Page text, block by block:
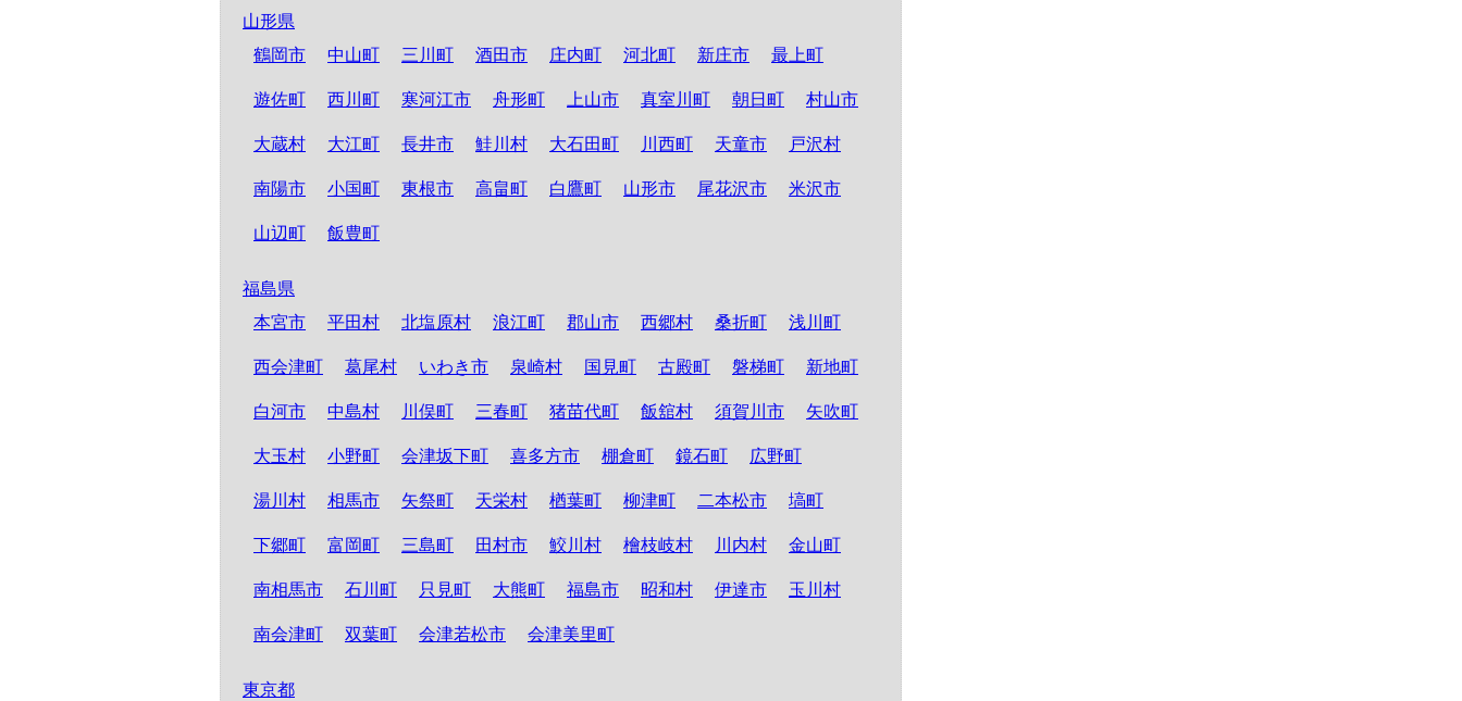
山形県
鶴岡市
中山町 三川町 酒田市 庄内町 河北町 新庄市 最上町
遊佐町 西川町 寒河江市 舟形町 上山市 真室川町 朝日町 村山市
大蔵村 大江町 長井市 鮭川村 大石田町 川西町 天童市 戸沢村
南陽市 小国町 東根市 高畠町 白鷹町 山形市 尾花沢市 米沢市
山辺町 飯豊町
福島県
本宮市
平田村 北塩原村 浪江町 郡山市 西郷村 桑折町 浅川町
西会津町 葛尾村 いわき市 泉崎村 国見町 古殿町 磐梯町 新地町
白河市 中島村 川俣町 三春町 猪苗代町 飯舘村 須賀川市 矢吹町
大玉村 小野町 会津坂下町 喜多方市 棚倉町 鏡石町 広野町
湯川村 相馬市 矢祭町 天栄村 楢葉町 柳津町 二本松市 塙町
下郷町 富岡町 三島町 田村市 鮫川村 檜枝岐村 川内村 金山町
南相馬市 石川町 只見町 大熊町 福島市 昭和村 伊達市 玉川村
南会津町 双葉町 会津若松市 会津美里町
東京都